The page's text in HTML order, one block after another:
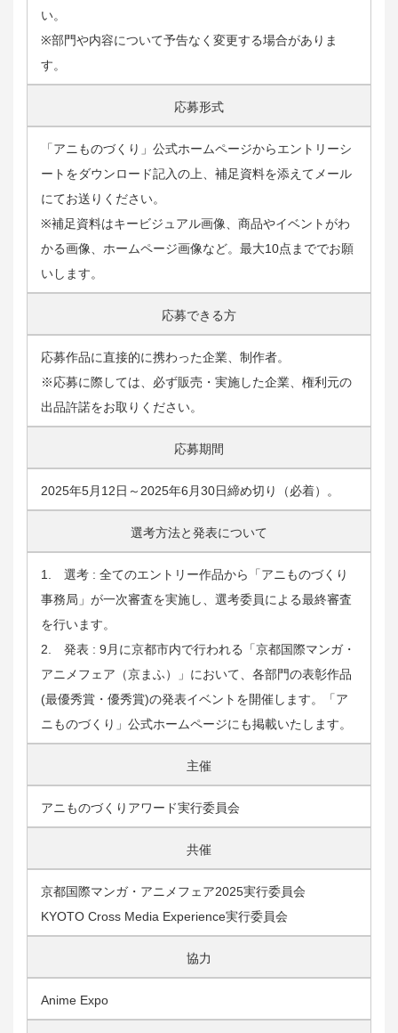
い。
※部門や内容について予告なく変更する場合がありま
す。
応募形式
「アニものづくり」公式ホームページからエントリーシ
ートをダウンロード記入の上、補足資料を添えてメール
にてお送りください。
※補足資料はキービジュアル画像、商品やイベントがわ
かる画像、ホームページ画像など。最大10点まででお願
いします。
応募できる方
応募作品に直接的に携わった企業、制作者。
※応募に際しては、必ず販売・実施した企業、権利元の
出品許諾をお取りください。
応募期間
2025年5月12日～2025年6月30日締め切り（必着）。
選考方法と発表について
1. 選考 : 全てのエントリー作品から「アニものづくり
事務局」が一次審査を実施し、選考委員による最終審査
を行います。
2. 発表 : 9月に京都市内で行われる「京都国際マンガ・
アニメフェア（京まふ）」において、各部門の表彰作品
(最優秀賞・優秀賞)の発表イベントを開催します。「ア
ニものづくり」公式ホームページにも掲載いたします。
主催
アニものづくりアワード実行委員会
共催
京都国際マンガ・アニメフェア2025実行委員会
KYOTO Cross Media Experience実行委員会
協力
Anime Expo